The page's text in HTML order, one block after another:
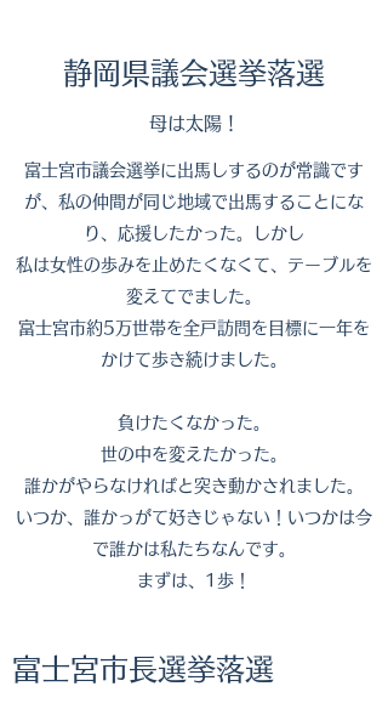
​​静岡県議会選挙落選
母は太陽！
富士宮市議会選挙に出馬しするのが常識です
が、私の仲間が同じ地域で出馬することにな
り、応援したかった。しかし
私は女性の歩みを止めたくなくて、テーブルを
変えてでました。
富士宮市約5万世帯を全戸訪問を目標に一年を
かけて歩き続けました。
負けたくなかった。
​世の中を変えたかった。
誰かがやらなければと突き動かされました。
いつか、誰かっがて好きじゃない！いつかは今
で誰かは私たちなんです。
まずは、1歩！
​​富士宮市長選挙落選